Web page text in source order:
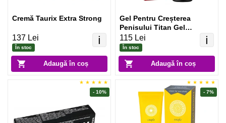
Adaugă în coș
ℹ️
Cremă Taurix Extra Strong
137 Lei
În stoc
Adaugă în coș
ℹ️
Gel Pentru Creșterea
Penisului Titan Gel
Provocative
115 Lei
În stoc
- 10% - 7%